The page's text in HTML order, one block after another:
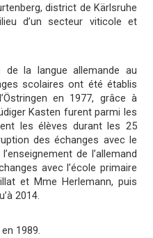
district de Kärlsruhe
d’un secteur viticole et
de la langue allemande au
scolaires ont été établis
en 1977, grâce à
Kasten furent parmi les
les élèves durant les 25
des échanges avec le
de l’allemand
avec l’école primaire
et Mme Herlemann, puis
2014.
1989.